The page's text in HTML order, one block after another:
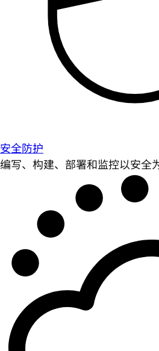
安全防护
编写、构建、部署和监控以安全